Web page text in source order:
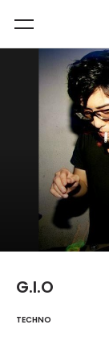
G.I.O
TECHNO